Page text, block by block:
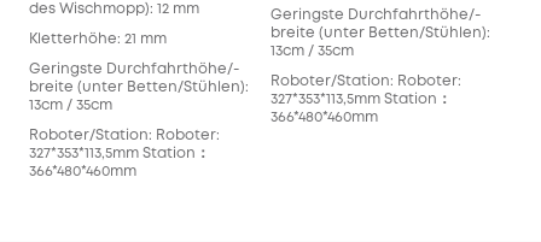
des Wischmopp): 12 mm
Kletterhöhe: 21 mm
Geringste Durchfahrthöhe/-
breite (unter Betten/Stühlen):
13cm / 35cm
Roboter/Station: Roboter:
327*353*113,5mm Station：
366*480*460mm
Geringste Durchfahrthöhe/-
breite (unter Betten/Stühlen):
13cm / 35cm
Roboter/Station: Roboter:
327*353*113,5mm Station：
366*480*460mm